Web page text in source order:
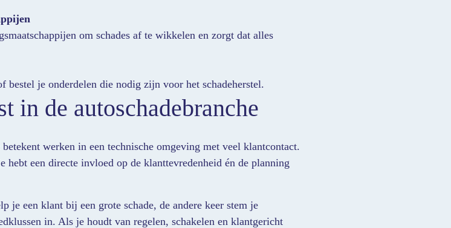
om schades af te wikkelen en zorgt dat alles
je onderdelen die nodig zijn voor het schadeherstel.
in de autoschadebranche
werken in een technische omgeving met veel klantcontact.
hebt een directe invloed op de klanttevredenheid én de planning
je een klant bij een grote schade, de andere keer stem je
in. Als je houdt van regelen, schakelen en klantgericht